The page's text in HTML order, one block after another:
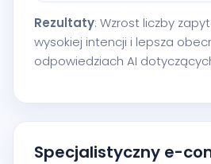
Rezultaty: Wzrost liczby
wysokiej intencji i lepsza
odpowiedziach AI
Specjalistyczny e-